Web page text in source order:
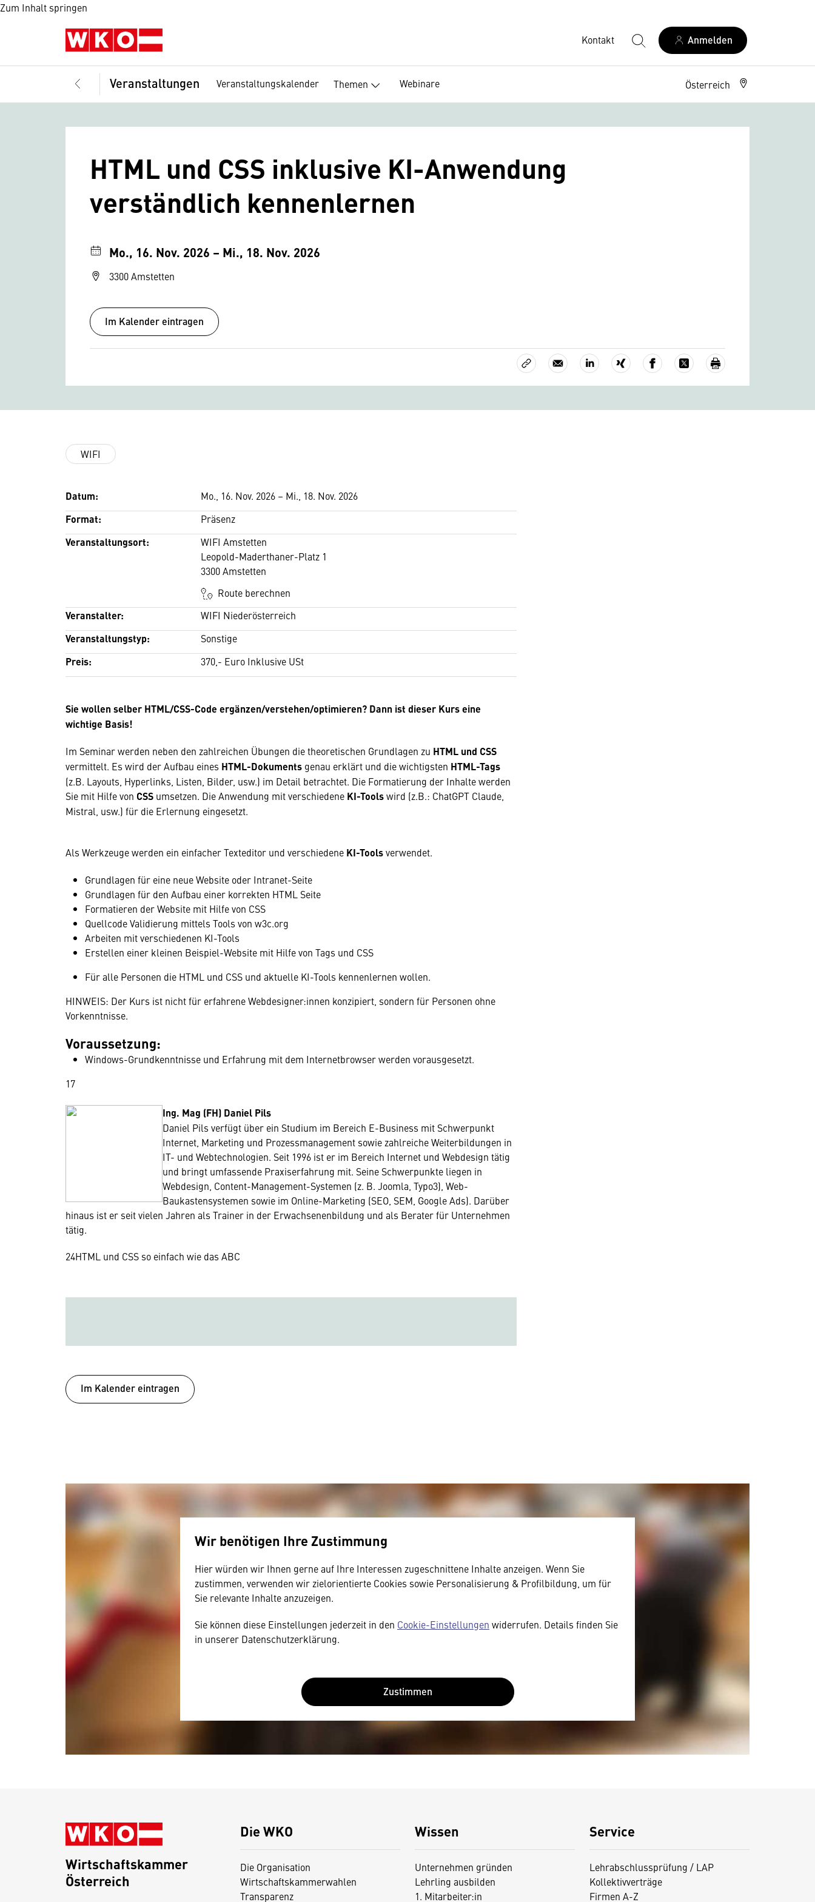
Zum Inhalt springen
Kontakt Anmelden
Veranstaltungen Veranstaltungskalender Themen Webinare Österreich
HTML und CSS inklusive KI-Anwendung
verständlich kennenlernen
Mo., 16. Nov. 2026 – Mi., 18. Nov. 2026
3300 Amstetten
Im Kalender eintragen
WIFI
Datum: Mo., 16. Nov. 2026 – Mi., 18. Nov. 2026
Format: Präsenz
Veranstaltungsort:
WIFI Amstetten
Leopold-Maderthaner-Platz 1
3300 Amstetten
Route berechnen
Veranstalter: WIFI Niederösterreich
Veranstaltungstyp: Sonstige
Preis: 370,- Euro Inklusive USt
Sie wollen selber HTML/CSS-Code ergänzen/verstehen/optimieren? Dann ist dieser Kurs eine
wichtige Basis!
Im Seminar werden neben den zahlreichen Übungen die theoretischen Grundlagen zu HTML und CSS
vermittelt. Es wird der Aufbau eines HTML-Dokuments genau erklärt und die wichtigsten HTML-Tags
(z.B. Layouts, Hyperlinks, Listen, Bilder, usw.) im Detail betrachtet. Die Formatierung der Inhalte werden
Sie mit Hilfe von CSS umsetzen. Die Anwendung mit verschiedene KI-Toolswird (z.B.: ChatGPT Claude,
Mistral, usw.) für die Erlernung eingesetzt.
Als Werkzeuge werden ein einfacher Texteditor und verschiedene KI-Toolsverwendet.
Grundlagen für eine neue Website oder Intranet-Seite
Grundlagen für den Aufbau einer korrekten HTML Seite
Formatieren der Website mit Hilfe von CSS
Quellcode Validierung mittels Tools von w3c.org
Arbeiten mit verschiedenen KI-Tools
Erstellen einer kleinen Beispiel-Website mit Hilfe von Tags und CSS
Für alle Personen die HTML und CSS und aktuelle KI-Tools kennenlernen wollen.
HINWEIS: Der Kurs ist nicht für erfahrene Webdesigner:innen konzipiert, sondern für Personen ohne
Vorkenntnisse.
Voraussetzung:
Windows-Grundkenntnisse und Erfahrung mit dem Internetbrowser werden vorausgesetzt.
17
Ing. Mag (FH) Daniel Pils
Daniel Pils verfügt über ein Studium im Bereich E-Business mit Schwerpunkt
Internet, Marketing und Prozessmanagement sowie zahlreiche Weiterbildungen in
IT- und Webtechnologien. Seit 1996 ist er im Bereich Internet und Webdesign tätig
und bringt umfassende Praxiserfahrung mit. Seine Schwerpunkte liegen in
Webdesign, Content-Management-Systemen (z. B. Joomla, Typo3), Web-
Baukastensystemen sowie im Online-Marketing (SEO, SEM, Google Ads). Darüber
hinaus ist er seit vielen Jahren als Trainer in der Erwachsenenbildung und als Berater für Unternehmen
tätig.
24HTML und CSS so einfach wie das ABC
Im Kalender eintragen
Wir benötigen Ihre Zustimmung
Hier würden wir Ihnen gerne auf Ihre Interessen zugeschnittene Inhalte anzeigen. Wenn Sie
zustimmen, verwenden wir zielorientierte Cookies sowie Personalisierung & Profilbildung, um für
Sie relevante Inhalte anzuzeigen.
Sie können diese Einstellungen jederzeit in den Cookie-Einstellungen widerrufen. Details finden Sie
in unserer Datenschutzerklärung.
Zustimmen
Die WKO
Die Organisation
Wirtschaftskammerwahlen
Transparenz
Wissen
Unternehmen gründen
Lehrling ausbilden
1. Mitarbeiter:in
Service
Lehrabschlussprüfung / LAP
Kollektivverträge
Firmen A-Z
Wirtschaftskammer
Österreich